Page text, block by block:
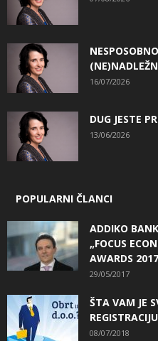
16/07/2026
DUG JESTE
13/06/2026
POPULARNI ČLANCI
ADDIKO
„FOCUS
AWARDS
29/05/2017
ŠTA VAM JE
08/07/2018